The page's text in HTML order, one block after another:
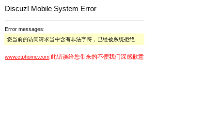
Discuz! Mobile System Error
Error messages:
您当前的访问请求当中含有非法字符，已经被系统拒绝
www.ctphome.com 此错误给您带来的不便我们深感歉意